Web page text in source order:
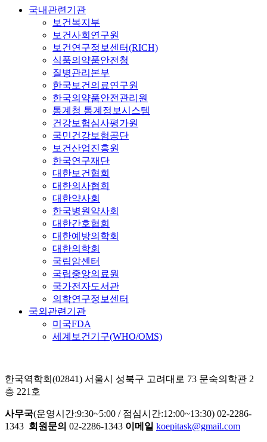
국내관련기관
보건복지부
보건사회연구원
보건연구정보센터(RICH)
식품의약품안전청
질병관리본부
한국보건의료연구원
한국의약품안전관리원
통계청 통계정보시스템
건강보험심사평가원
국민건강보험공단
보건산업진흥원
한국연구재단
대한보건협회
대한의사협회
대한약사회
한국병원약사회
대한간호협회
대한예방의학회
대한의학회
국립암센터
국립중앙의료원
국가전자도서관
의학연구정보센터
국외관련기관
미국FDA
세계보건기구(WHO/OMS)
한국역학회(02841) 서울시 성북구 고려대로 73 문숙의학관 2
층 221호
사무국(운영시간:9:30~5:00 / 점심시간:12:00~13:30) 02-2286-
1343 회원문의 02-2286-1343 이메일 koepitask@gmail.com